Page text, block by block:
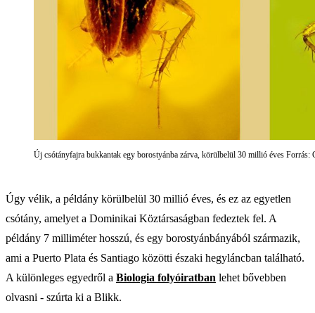
Új csótányfajra bukkantak egy borostyánba zárva, körülbelül 30 millió éves Forrás:
Úgy vélik, a példány körülbelül 30 millió éves, és ez az egyetlen
csótány, amelyet a Dominikai Köztársaságban fedeztek fel. A
példány 7 milliméter hosszú, és egy borostyánbányából származik,
ami a Puerto Plata és Santiago közötti északi hegyláncban található.
A különleges egyedről a Biologia folyóiratban lehet bővebben
olvasni - szúrta ki a Blikk.